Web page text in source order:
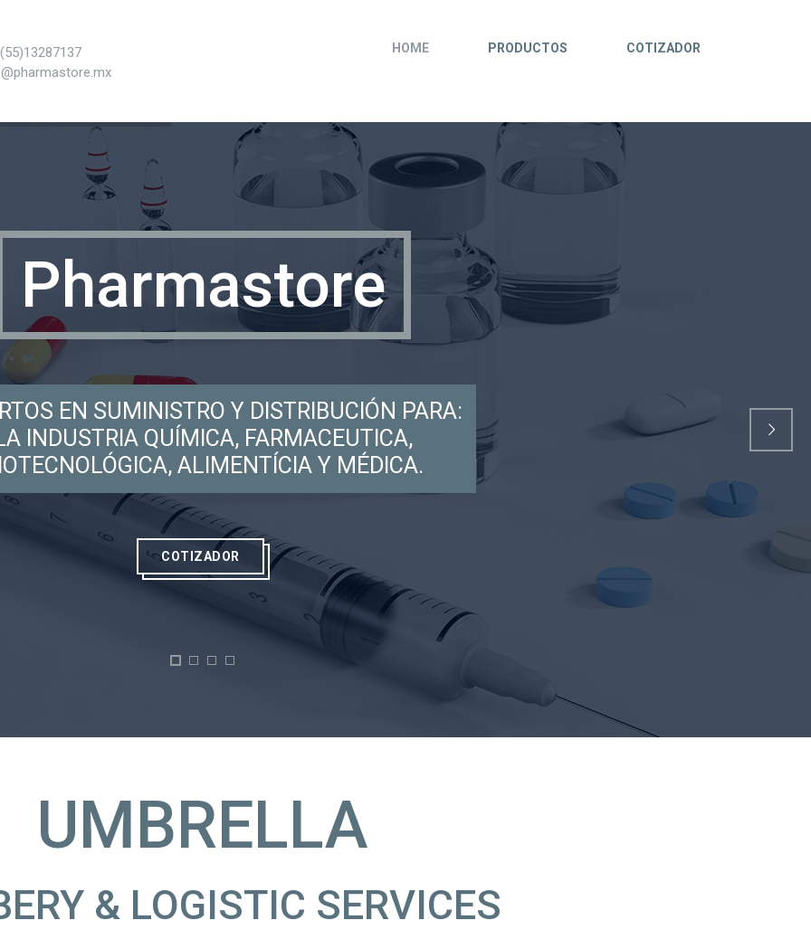
HOME PRODUCTOS COTIZADOR
Pharmastore
EN SUMINISTRO Y DISTRIBUCIÓN PARA:
INDUSTRIA QUÍMICA, FARMACEUTICA,
ALIMENTÍCIA Y MÉDICA.
COTIZADOR
UMBRELLA
& LOGISTIC SERVICES